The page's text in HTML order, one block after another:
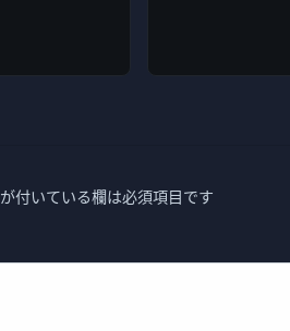
が付いている欄は必須項目です